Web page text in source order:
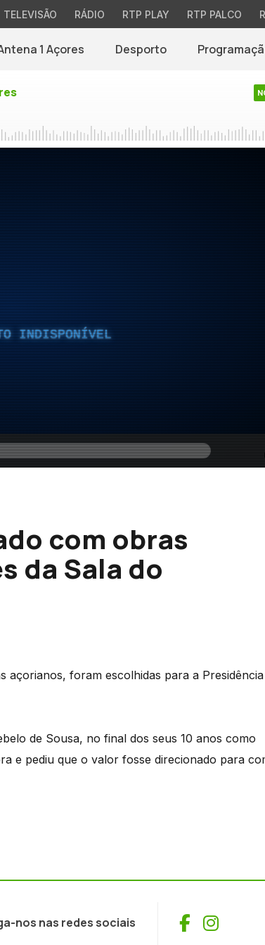
TELEVISÃO RÁDIO RTP PLAY RTP PALCO
1 Açores Desporto
INDISPONÍVEL
com obras
da Sala do
açorianos, foram escolhidas para a
de Sousa, no final dos seus 10 anos como
e pediu que o valor fosse direcionado para
nos nas redes sociais Facebook